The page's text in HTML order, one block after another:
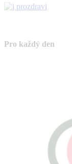
Pro každý den